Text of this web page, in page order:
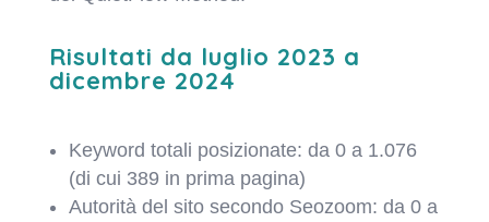
Risultati da luglio 2023 a
dicembre 2024
Keyword totali posizionate: da 0 a 1.076
(di cui 389 in prima pagina)
Autorità del sito secondo Seozoom: da 0 a